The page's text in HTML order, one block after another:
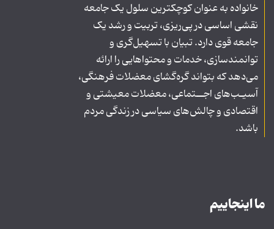
خانواده به عنوان کوچکترین سلول یک جامعه
نقشی اساسی در پی‌ریزی، تربیت و رشد یک
جامعه قوی دارد. تبیان با تسهیل‌گری و
توانمندسازی، خدمات و محتواهایی را ارائه
می‌دهد که بتواند گره‌گشای معضلات فرهنگی،
آسیـب‌های اجــتماعی، معضلات معیشتی و
اقتصادی و چالش‌های سیاسی در زندگی مردم
باشد.
ما اینجاییم